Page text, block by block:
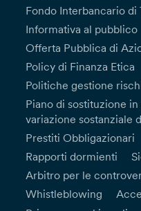
Fondo Interbancario di
Informativa al pubblico
Offerta Pubblica di
Policy di Finanza Etica
Politiche gestione
Piano di sostituzione
variazione sostanziale
Prestiti Obbligazionari
Rapporti dormienti
Arbitro per le
Whistleblowing